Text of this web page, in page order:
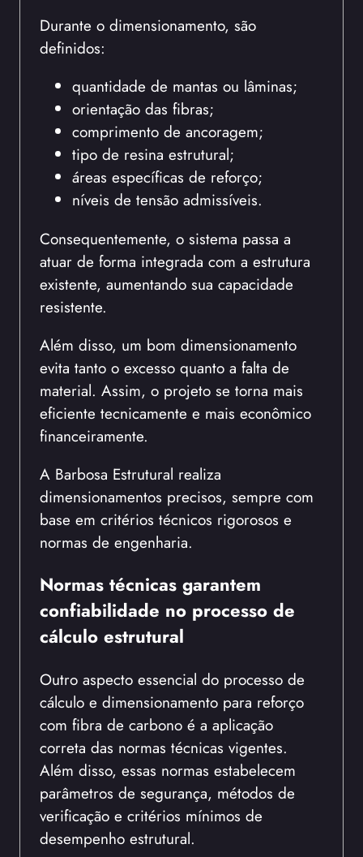
Durante o dimensionamento, são
definidos:
quantidade de mantas ou lâminas;
orientação das fibras;
comprimento de ancoragem;
tipo de resina estrutural;
áreas específicas de reforço;
níveis de tensão admissíveis.
Consequentemente, o sistema passa a
atuar de forma integrada com a estrutura
existente, aumentando sua capacidade
resistente.
Além disso, um bom dimensionamento
evita tanto o excesso quanto a falta de
material. Assim, o projeto se torna mais
eficiente tecnicamente e mais econômico
financeiramente.
A Barbosa Estrutural realiza
dimensionamentos precisos, sempre com
base em critérios técnicos rigorosos e
normas de engenharia.
Normas técnicas garantem
confiabilidade no processo de
cálculo estrutural
Outro aspecto essencial do processo de
cálculo e dimensionamento para reforço
com fibra de carbono é a aplicação
correta das normas técnicas vigentes.
Além disso, essas normas estabelecem
parâmetros de segurança, métodos de
verificação e critérios mínimos de
desempenho estrutural.